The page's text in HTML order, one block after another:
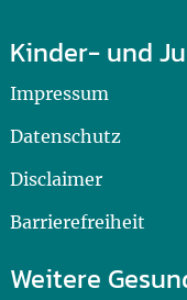
Kinder- und
Impressum
Datenschutz
Disclaimer
Barrierefreiheit
Weitere